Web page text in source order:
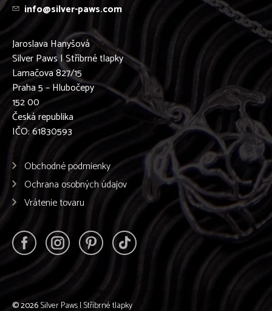
info@silver-paws.com
Jaroslava Hanyšová
Silver Paws | Stříbrné tlapky
Lamačova 827/15
Praha 5 – Hlubočepy
152 00
Česká republika
IČO: 61830593
Obchodné podmienky
Ochrana osobných údajov
Vrátenie tovaru
© 2026Silver Paws | Stříbrné tlapky